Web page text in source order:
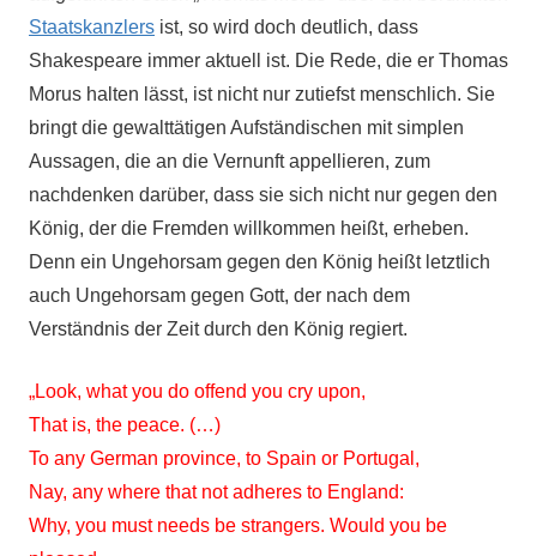
Staatskanzlers ist, so wird doch deutlich, dass
Shakespeare immer aktuell ist. Die Rede, die er Thomas
Morus halten lässt, ist nicht nur zutiefst menschlich. Sie
bringt die gewalttätigen Aufständischen mit simplen
Aussagen, die an die Vernunft appellieren, zum
nachdenken darüber, dass sie sich nicht nur gegen den
König, der die Fremden willkommen heißt, erheben.
Denn ein Ungehorsam gegen den König heißt letztlich
auch Ungehorsam gegen Gott, der nach dem
Verständnis der Zeit durch den König regiert.
„Look, what you do offend you cry upon,
That is, the peace. (…)
To any German province, to Spain or Portugal,
Nay, any where that not adheres to England:
Why, you must needs be strangers. Would you be